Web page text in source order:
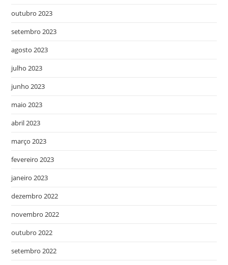
outubro 2023
setembro 2023
agosto 2023
julho 2023
junho 2023
maio 2023
abril 2023
março 2023
fevereiro 2023
janeiro 2023
dezembro 2022
novembro 2022
outubro 2022
setembro 2022